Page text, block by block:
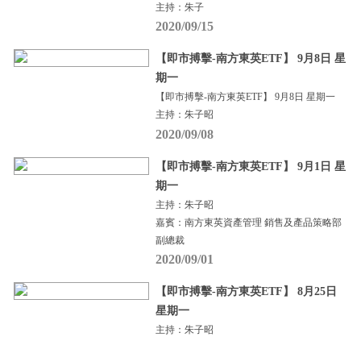
主持：朱子
2020/09/15
【即市搏擊-南方東英ETF】 9月8日 星
期一
【即市搏擊-南方東英ETF】 9月8日 星期一
主持：朱子昭
2020/09/08
【即市搏擊-南方東英ETF】 9月1日 星
期一
主持：朱子昭
嘉賓：南方東英資產管理 銷售及產品策略部
副總裁
2020/09/01
【即市搏擊-南方東英ETF】 8月25日
星期一
主持：朱子昭